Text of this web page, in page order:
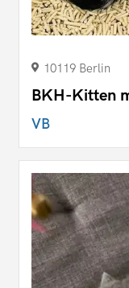
10119 Berlin
BKH-Kitten
VB